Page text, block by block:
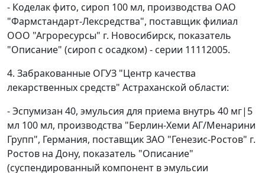
- Коделак фито, сироп 100 мл, производства ОАО
"Фармстандарт-Лексредства", поставщик филиал
ООО "Агроресурсы" г. Новосибирск, показатель
"Описание" (сироп с осадком) - серии 11112005.
4. Забракованные ОГУЗ "Центр качества
лекарственных средств" Астраханской области:
- Эспумизан 40, эмульсия для приема внутрь 40 мг|5
мл 100 мл, производства "Берлин-Хеми АГ/Менарини
Групп", Германия, поставщик ЗАО "Генезис-Ростов" г.
Ростов на Дону, показатель "Описание"
(суспендированный компонент в эмульсии